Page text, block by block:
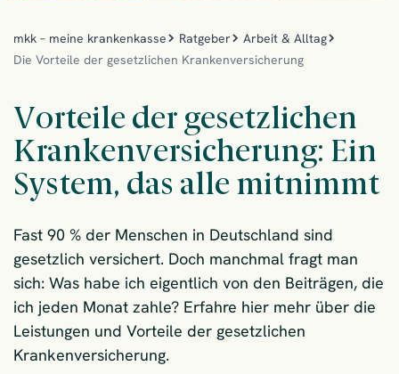
mkk – meine krankenkasse Ratgeber
Arbeit & Alltag
Die Vorteile der gesetzlichen Krankenversicherung
Vorteile der gesetzlichen
Krankenversicherung: Ein
System, das alle mitnimmt
Fast 90 % der Menschen in Deutschland sind
gesetzlich versichert. Doch manchmal fragt man
sich: Was habe ich eigentlich von den Beiträgen, die
ich jeden Monat zahle? Erfahre hier mehr über die
Leistungen und Vorteile der gesetzlichen
Krankenversicherung.